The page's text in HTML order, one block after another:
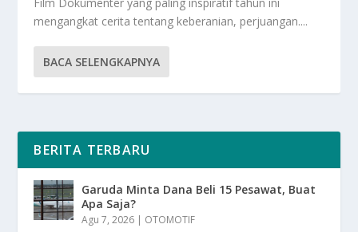
mengangkat cerita tentang keberanian, perjuangan....
BACA SELENGKAPNYA
BERITA TERBARU
Garuda Minta Dana Beli 15 Pesawat, Buat
Apa Saja?
Agu 7, 2026 | OTOMOTIF